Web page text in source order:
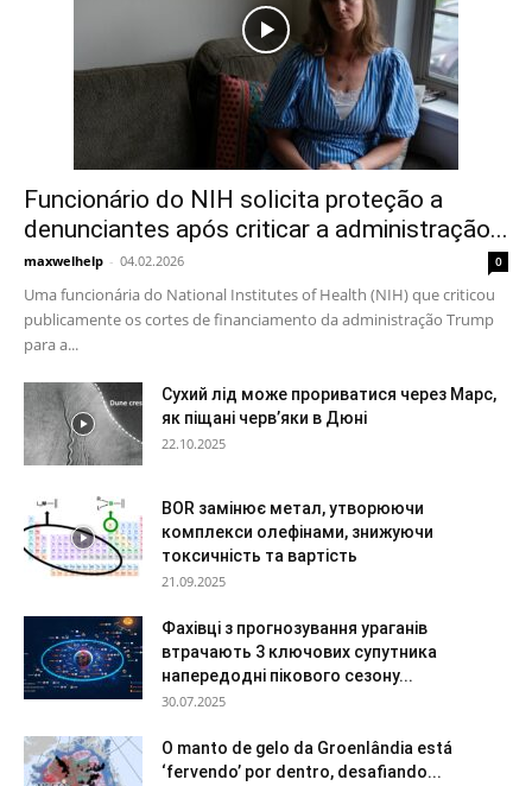
Funcionário do NIH solicita proteção a
denunciantes após criticar a administração...
maxwelhelp - 04.02.2026 0
Uma funcionária do National Institutes of Health (NIH) que criticou
publicamente os cortes de financiamento da administração Trump
para a...
Сухий лід може прориватися через Марс,
як піщані черв’яки в Дюні
22.10.2025
BOR замінює метал, утворюючи
комплекси олефінами, знижуючи
токсичність та вартість
21.09.2025
Фахівці з прогнозування ураганів
втрачають 3 ключових супутника
напередодні пікового сезону...
30.07.2025
O manto de gelo da Groenlândia está
‘fervendo’ por dentro, desafiando...